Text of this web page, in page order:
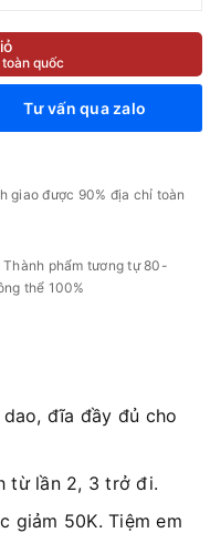
quốc
Tư vấn qua zalo
giao được 90% địa chỉ toàn
phẩm tương tự 80-
thể 100%
dao, đĩa đầy đủ cho
từ lần 2, 3 trở đi.
giảm 50K. Tiệm em